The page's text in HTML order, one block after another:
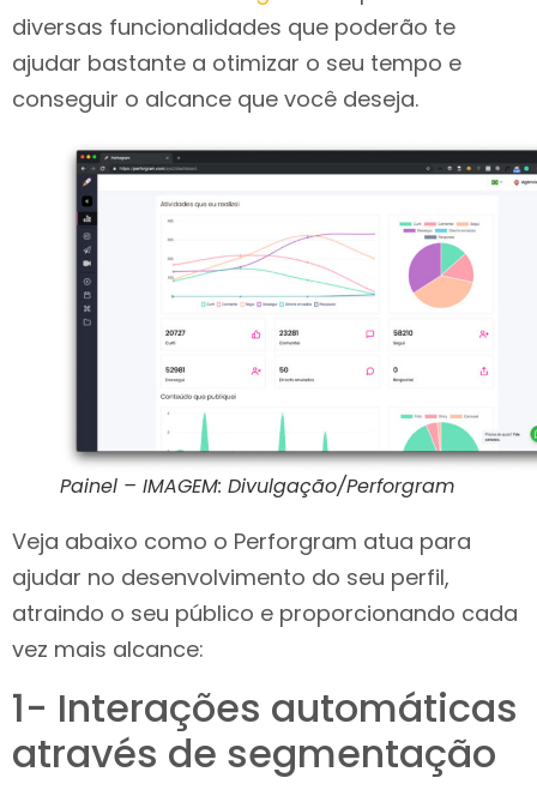
diversas funcionalidades que poderão te
ajudar bastante a otimizar o seu tempo e
conseguir o alcance que você deseja.
Painel – IMAGEM: Divulgação/Perforgram
Veja abaixo como o Perforgram atua para
ajudar no desenvolvimento do seu perfil,
atraindo o seu público e proporcionando cada
vez mais alcance:
1- Interações automáticas
através de segmentação